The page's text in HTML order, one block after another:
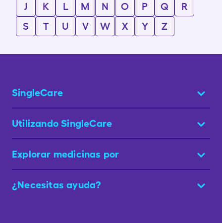
J
K L M N O P Q
R
S
T U V W X Y Z
SingleCare
Utilizando SingleCare
Explorar medicinas por
¿Necesitas ayuda?